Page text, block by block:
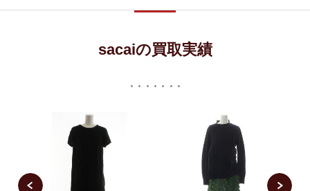
sacaiの買取実績